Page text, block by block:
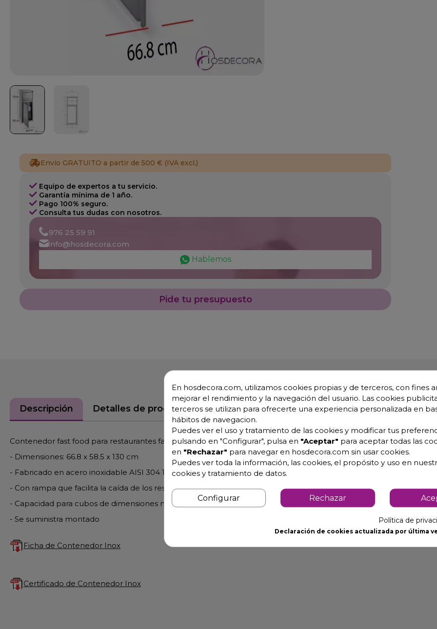
Envío GRATUITO a partir de 500 € (IVA excl.)
Equipo de expertos a tu servicio.
Garantía mínima de 1 año.
Pago 100% seguro.
Consulta tus dudas con nosotros.
976 25 59 91
info@hosdecora.com
Hablemos
Pide tu presupuesto
Descripción Detalles de producto
Contenedor fast food para restaurantes faast food, self service, buffets...
- Dimensiones: 66.8 x 58.5 x 130 cm
- Fabricado en acero inoxidable AISI 304 18/10
- Con rampa que facilita la caída de los residuos al cubo
- Capacidad para cubos de dimensiones máximas Ø50 cm y 69 cm de altura
- Se suministra montado
Ficha de Contenedor Inox
Certificado de Contenedor Inox
En hosdecora.com, utilizamos cookies propias y de terceros, con fines
mejorar el rendimiento y la navegación del usuario. Las cookies
terceros se utilizan para ofrecerte una experiencia personalizada en
hábitos de navegacion.
Puedes ver el uso y tratamiento de las cookies y modificar tus
pulsando en "Configurar", pulsa en "Aceptar" para aceptar todas las
en "Rechazar" para navegar en hosdecora.com sin usar cookies.
Puedes ver toda la información, las cookies, el propósito y uso en
cookies y tratamiento de datos.
Configurar Rechazar
Política de
Declaración de cookies actualizada por última